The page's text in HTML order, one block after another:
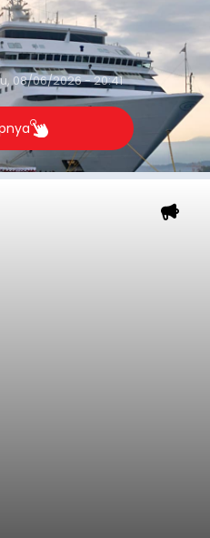
1,48 juta Gross
persen
tahun lalu
GT.
08/06/2026 - 20:41